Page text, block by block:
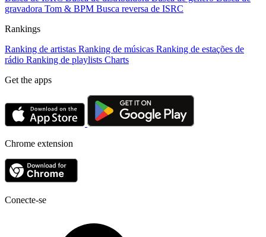
gravadora Tom & BPM Busca reversa de ISRC
Rankings
Ranking de artistas Ranking de músicas Ranking de estações de
rádio Ranking de playlists Charts
Get the apps
Chrome extension
Conecte-se